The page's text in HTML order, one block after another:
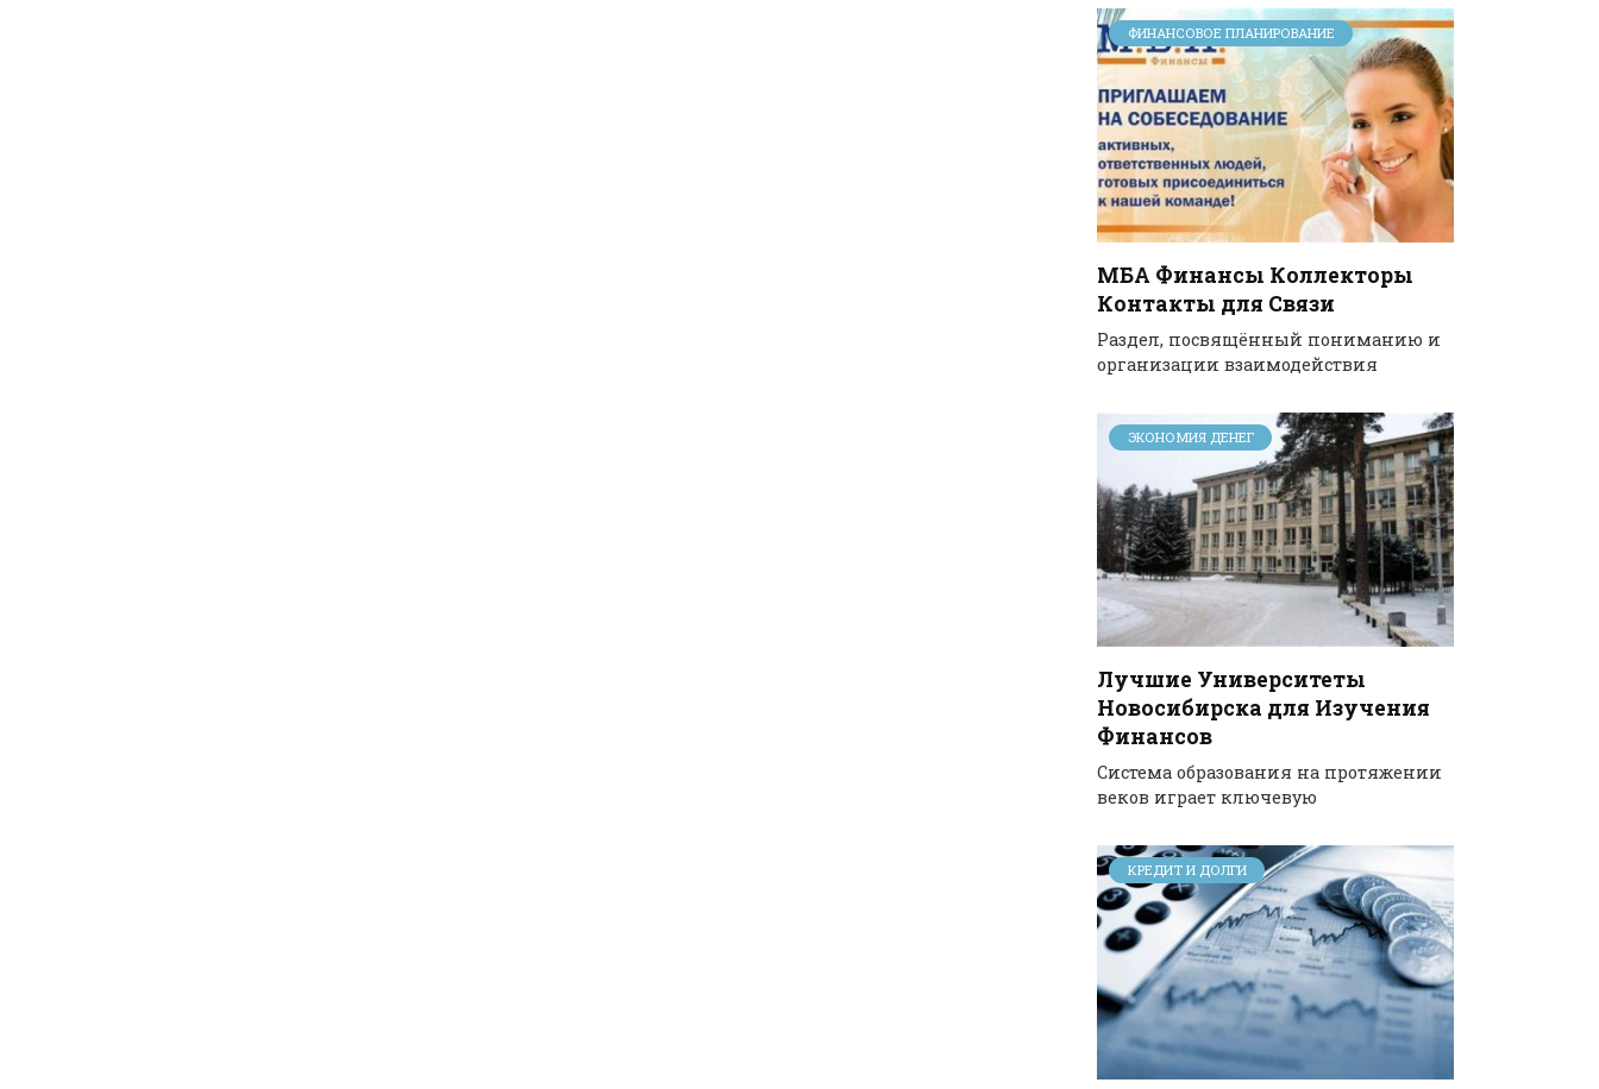
ФИНАНСОВОЕ ПЛАНИРОВАНИЕ
МБА Финансы Коллекторы
Контакты для Связи
Раздел, посвящённый пониманию и
организации взаимодействия
ЭКОНОМИЯ ДЕНЕГ
Лучшие Университеты
Новосибирска для Изучения
Финансов
Система образования на протяжении
веков играет ключевую
КРЕДИТ И ДОЛГИ